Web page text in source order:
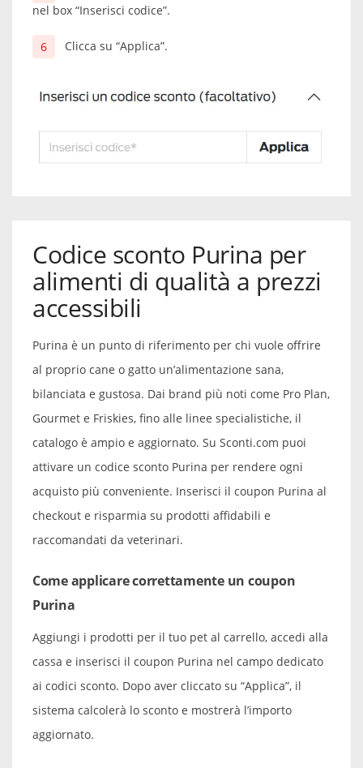
nel box “Inserisci codice”.
Clicca su “Applica”.
Codice sconto Purina per
alimenti di qualità a prezzi
accessibili
Purina è un punto di riferimento per chi vuole offrire
al proprio cane o gatto un’alimentazione sana,
bilanciata e gustosa. Dai brand più noti come Pro Plan,
Gourmet e Friskies, fino alle linee specialistiche, il
catalogo è ampio e aggiornato. Su Sconti.com puoi
attivare un codice sconto Purina per rendere ogni
acquisto più conveniente. Inserisci il coupon Purina al
checkout e risparmia su prodotti affidabili e
raccomandati da veterinari.
Come applicare correttamente un coupon
Purina
Aggiungi i prodotti per il tuo pet al carrello, accedi alla
cassa e inserisci il coupon Purina nel campo dedicato
ai codici sconto. Dopo aver cliccato su “Applica”, il
sistema calcolerà lo sconto e mostrerà l’importo
aggiornato.